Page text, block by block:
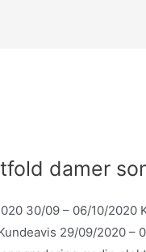
damer
30/09 – 06/10/2020
29/09/2020 –